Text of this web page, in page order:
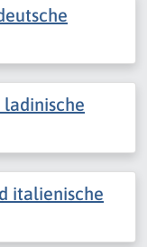
italienische